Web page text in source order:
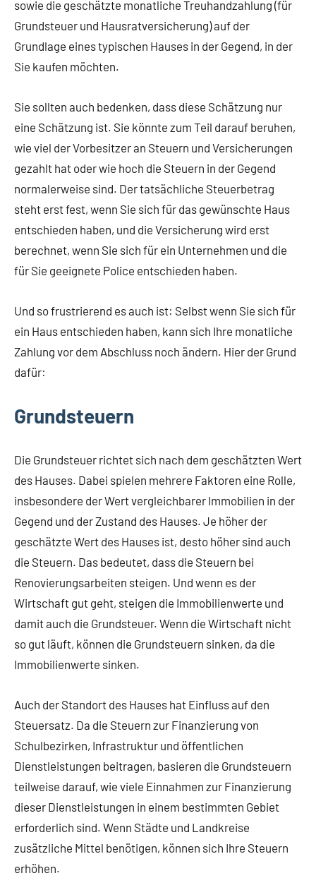
sowie die geschätzte monatliche Treuhandzahlung (für
Grundsteuer und Hausratversicherung) auf der
Grundlage eines typischen Hauses in der Gegend, in der
Sie kaufen möchten.
Sie sollten auch bedenken, dass diese Schätzung nur
eine Schätzung ist. Sie könnte zum Teil darauf beruhen,
wie viel der Vorbesitzer an Steuern und Versicherungen
gezahlt hat oder wie hoch die Steuern in der Gegend
normalerweise sind. Der tatsächliche Steuerbetrag
steht erst fest, wenn Sie sich für das gewünschte Haus
entschieden haben, und die Versicherung wird erst
berechnet, wenn Sie sich für ein Unternehmen und die
für Sie geeignete Police entschieden haben.
Und so frustrierend es auch ist: Selbst wenn Sie sich für
ein Haus entschieden haben, kann sich Ihre monatliche
Zahlung vor dem Abschluss noch ändern. Hier der Grund
dafür:
Grundsteuern
Die Grundsteuer richtet sich nach dem geschätzten Wert
des Hauses. Dabei spielen mehrere Faktoren eine Rolle,
insbesondere der Wert vergleichbarer Immobilien in der
Gegend und der Zustand des Hauses. Je höher der
geschätzte Wert des Hauses ist, desto höher sind auch
die Steuern. Das bedeutet, dass die Steuern bei
Renovierungsarbeiten steigen. Und wenn es der
Wirtschaft gut geht, steigen die Immobilienwerte und
damit auch die Grundsteuer. Wenn die Wirtschaft nicht
so gut läuft, können die Grundsteuern sinken, da die
Immobilienwerte sinken.
Auch der Standort des Hauses hat Einfluss auf den
Steuersatz. Da die Steuern zur Finanzierung von
Schulbezirken, Infrastruktur und öffentlichen
Dienstleistungen beitragen, basieren die Grundsteuern
teilweise darauf, wie viele Einnahmen zur Finanzierung
dieser Dienstleistungen in einem bestimmten Gebiet
erforderlich sind. Wenn Städte und Landkreise
zusätzliche Mittel benötigen, können sich Ihre Steuern
erhöhen.